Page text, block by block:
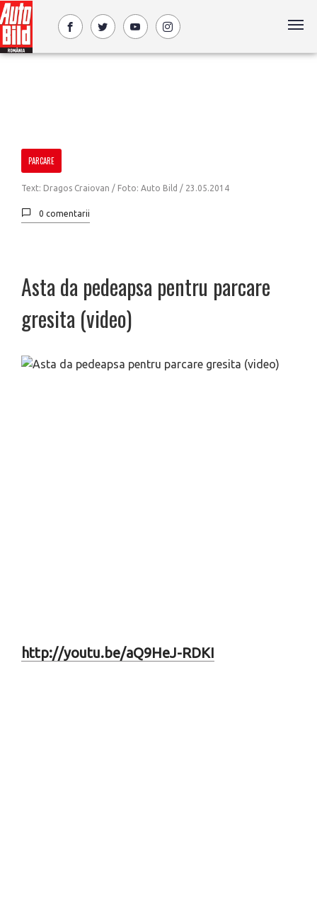
PARCARE
Text: Dragos Craiovan / Foto: Auto Bild / 23.05.2014
0 comentarii
Asta da pedeapsa pentru parcare
gresita (video)
http://youtu.be/aQ9HeJ-RDKI